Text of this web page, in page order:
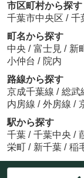
市区町村から探す
千葉市中央区 / 千
町名から探す
中央 / 富士見 / 新
小仲台 / 院内
路線から探す
京成千葉線 / 総武
内房線 / 外房線 /
駅から探す
千葉 / 千葉中央 /
栄町 / 新千葉 / 稲